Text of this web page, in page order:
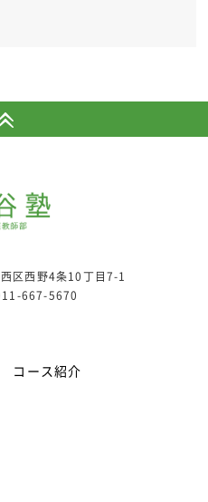
区西野4条10丁目7-1
667-5670
コース紹介